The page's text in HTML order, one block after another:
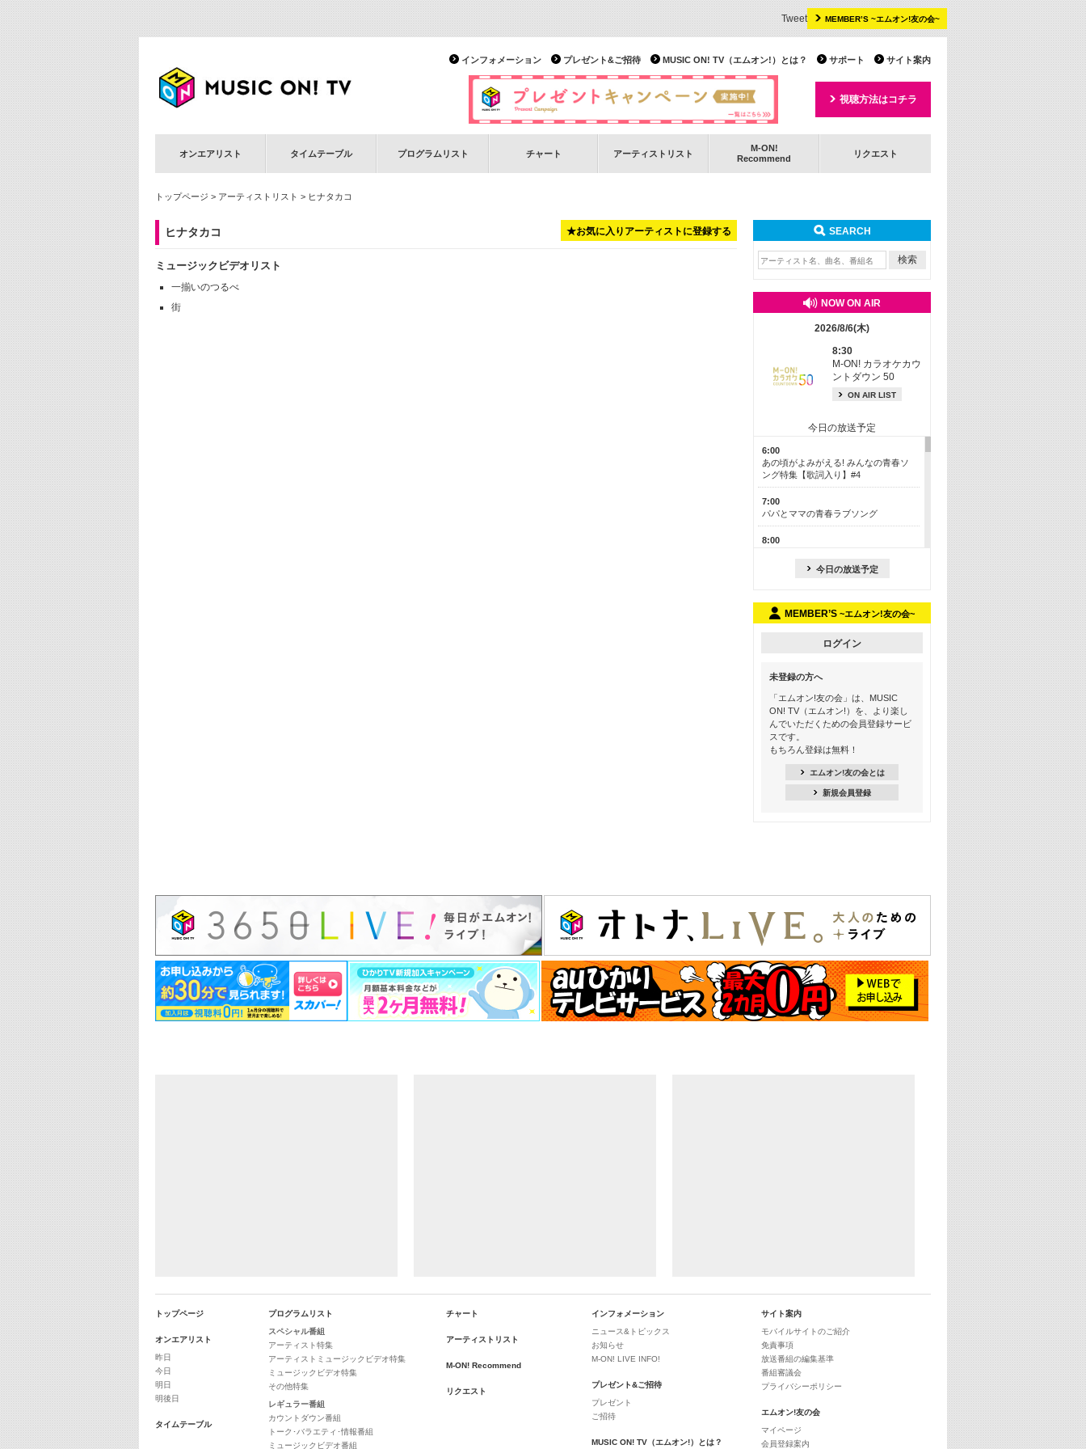
MEMBER’S ~エムオン!友の会~
Tweet
サイト案内
サポート
MUSIC ON! TV（エムオン!）とは？
プレゼント&ご招待
インフォメーション
視聴方法はコチラ
オンエアリスト タイムテーブル プログラムリスト チャート アーティストリスト
M-ON!
Recommend
リクエスト
トップページ > アーティストリスト > ヒナタカコ
★お気に入りアーティストに登録する
ヒナタカコ
ミュージックビデオリスト
一揃いのつるべ
街
SEARCH
NOW ON AIR
2026/8/6(木)
8:30
M-ON! カラオケカウ
ントダウン 50
ON AIR LIST
今日の放送予定
6:00
あの頃がよみがえる! みんなの青春ソ
ング特集【歌詞入り】#4
7:00
パパとママの青春ラブソング
8:00
13:00
15:30
この夏聴きたい! サマーソングメドレ
ー【歌詞入り】 #4
16:30
あのころK-POPヒッツ! 2021年
22:00
大人のための名曲セレクション ～バン
ド編～【歌詞入り】
22:30
今推したい! エムオン!おすすめミュー
ジックビデオ特集＜#28＞
23:00
今日の放送予定
MEMBER’S ~エムオン!友の会~
ログイン
未登録の方へ
「エムオン!友の会」は、MUSIC
ON! TV（エムオン!）を、より楽し
んでいただくための会員登録サービ
スです。
もちろん登録は無料！
エムオン!友の会とは
新規会員登録
トップページ
オンエアリスト
昨日
今日
明日
明後日
タイムテーブル
プログラムリスト
スペシャル番組
アーティスト特集
アーティストミュージックビデオ特集
ミュージックビデオ特集
その他特集
レギュラー番組
カウントダウン番組
トーク･バラエティ･情報番組
ミュージックビデオ番組
チャート
アーティストリスト
M-ON! Recommend
リクエスト
インフォメーション
ニュース&トピックス
お知らせ
M-ON! LIVE INFO!
プレゼント&ご招待
プレゼント
ご招待
MUSIC ON! TV（エムオン!）とは？
サイト案内
モバイルサイトのご紹介
免責事項
放送番組の編集基準
番組審議会
プライバシーポリシー
エムオン!友の会
マイページ
会員登録案内